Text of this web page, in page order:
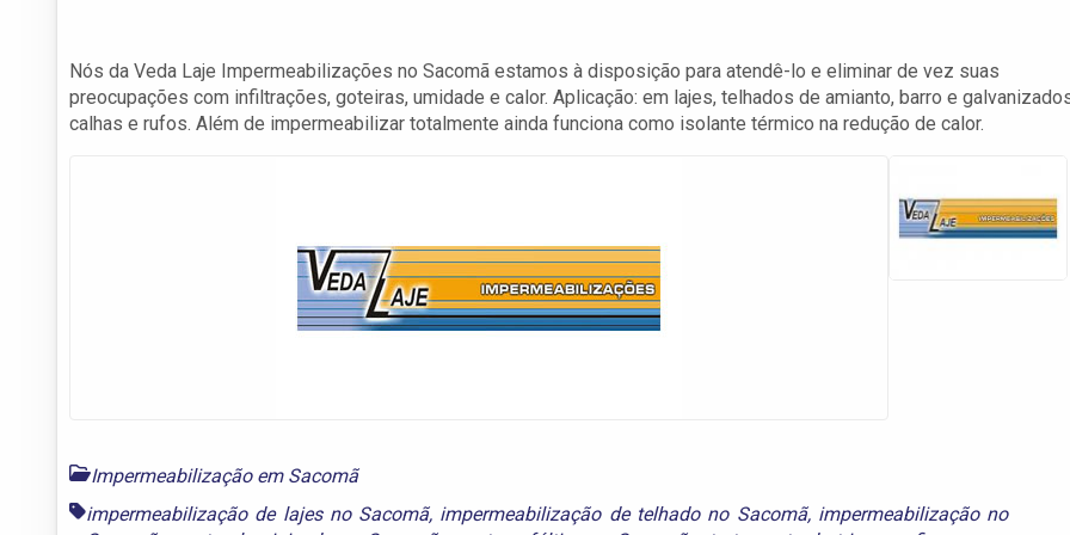
Nós da Veda Laje Impermeabilizações no Sacomã estamos à disposição para atendê-lo e eliminar de vez suas
preocupações com infiltrações, goteiras, umidade e calor. Aplicação: em lajes, telhados de amianto, barro e
calhas e rufos. Além de impermeabilizar totalmente ainda funciona como isolante térmico na redução de calor.
Impermeabilização em Sacomã
impermeabilização de lajes no Sacomã, impermeabilização de telhado no Sacomã, impermeabilização no